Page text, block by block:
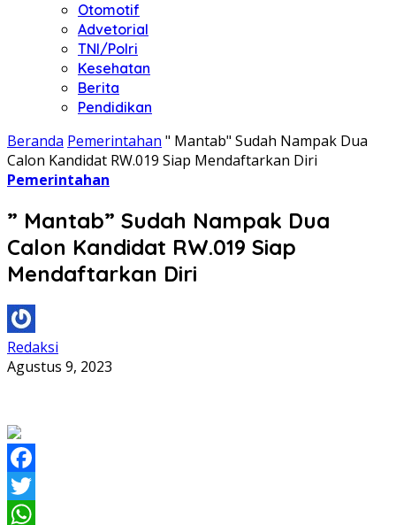
Otomotif
Advetorial
TNI/Polri
Kesehatan
Berita
Pendidikan
Beranda Pemerintahan " Mantab" Sudah Nampak Dua
Calon Kandidat RW.019 Siap Mendaftarkan Diri
Pemerintahan
” Mantab” Sudah Nampak Dua
Calon Kandidat RW.019 Siap
Mendaftarkan Diri
Redaksi
Agustus 9, 2023
Facebook
Twitter